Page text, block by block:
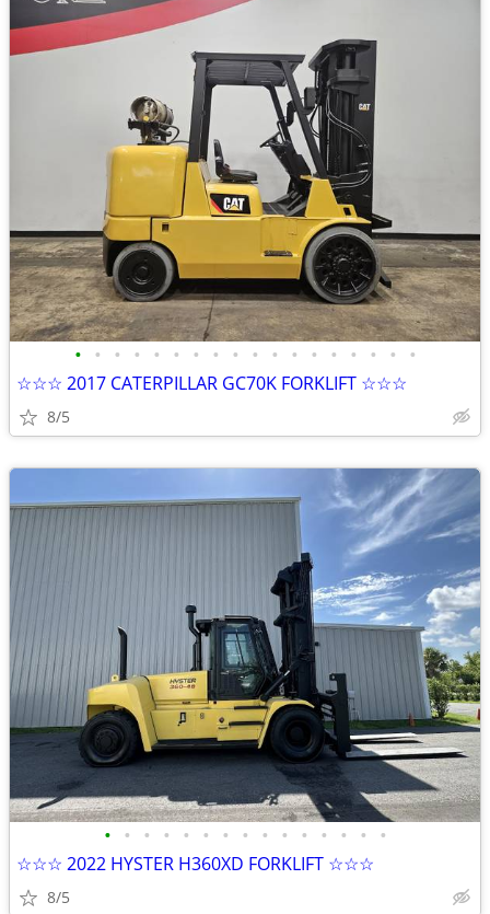
• • • • • • • • • • • • • • • • • •
☆☆☆ 2017 CATERPILLAR GC70K FORKLIFT ☆☆☆
8/5
• • • • • • • • • • • • • • •
☆☆☆ 2022 HYSTER H360XD FORKLIFT ☆☆☆
8/5